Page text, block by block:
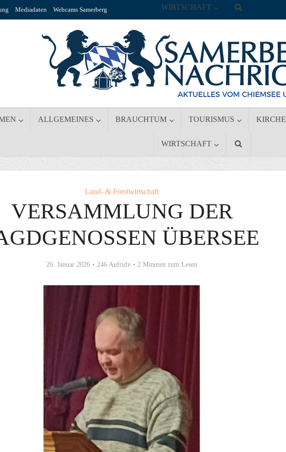
Mediadaten Webcams Samerberg
ALLGEMEINES BRAUCHTUM TOURISMUS KIRCHE
WIRTSCHAFT
WIRTSCHAFT
Land- & Forstwirtschaft
VERSAMMLUNG DER
ÜBERSEE
26. Januar 2026 246 Aufrufe 2 Minuten zum Lesen